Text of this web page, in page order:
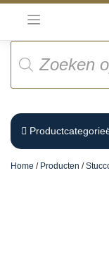
Producten
Home / Producten /